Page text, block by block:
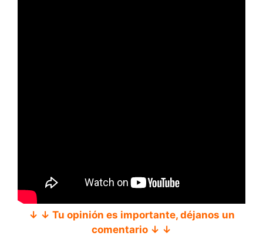
↓ ↓ Tu opinión es importante, déjanos un
comentario ↓ ↓